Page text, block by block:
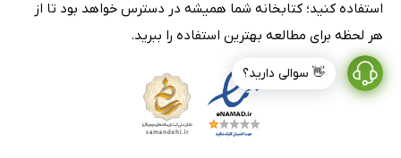
👋 سوالی دارید؟
استفاده کنید؛ کتابخانه شما همیشه در دسترس خواهد بود تا از
هر لحظه برای مطالعه بهترین استفاده را ببرید.